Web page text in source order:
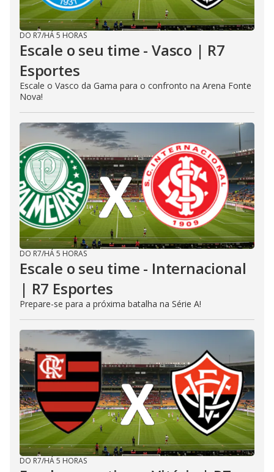
DO R7/HÁ 5 HORAS
Escale o seu time - Vasco | R7
Esportes
Escale o Vasco da Gama para o confronto na Arena Fonte
Nova!
DO R7/HÁ 5 HORAS
Escale o seu time - Internacional
| R7 Esportes
Prepare-se para a próxima batalha na Série A!
DO R7/HÁ 5 HORAS